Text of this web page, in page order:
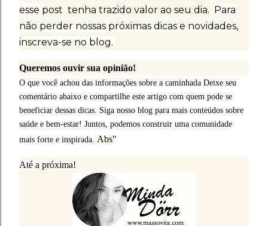
esse post tenha trazido valor ao seu dia. Para
não perder nossas próximas dicas e novidades,
inscreva-se no blog.
Queremos ouvir sua opinião!
O que você achou das informações sobre a caminhada Deixe seu
comentário abaixo e compartilhe este artigo com quem pode se
beneficiar dessas dicas. Siga nosso blog para mais conteúdos sobre
saúde e bem-estar! Juntos, podemos construir uma comunidade
mais forte e inspirada. Abs"
Até a próxima!